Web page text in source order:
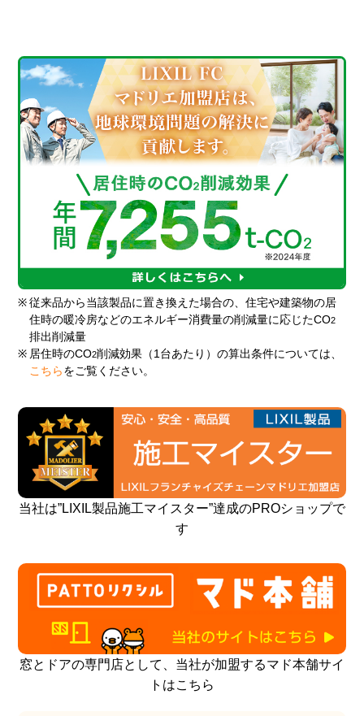
※ 従来品から当該製品に置き換えた場合の、住宅や建築物の居
住時の暖冷房などのエネルギー消費量の削減量に応じたCO2
排出削減量
※ 居住時のCO2削減効果（1台あたり）の算出条件については、
こちら をご覧ください。
当社は”LIXIL製品施工マイスター”達成のPROショップで
す
窓とドアの専門店として、当社が加盟するマド本舗サイ
トはこちら